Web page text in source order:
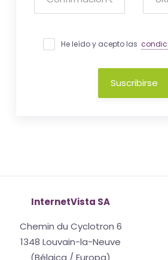
He leído y acepto las
Suscribirse
InternetVista SA
Chemin du Cyclotron 6
1348 Louvain-la-Neuve
(Bélgica / Europa)